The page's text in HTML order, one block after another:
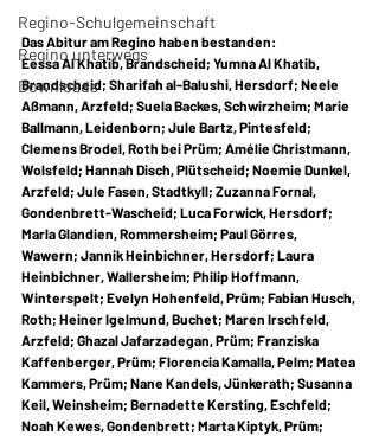
Regino-Schulgemeinschaft
Regino unterwegs
Downloads
Das Abitur am Regino haben bestanden:
Eessa Al Khatib, Brandscheid; Yumna Al Khatib,
Brandscheid; Sharifah al-Balushi, Hersdorf; Neele
Aßmann, Arzfeld; Suela Backes, Schwirzheim; Marie
Ballmann, Leidenborn; Jule Bartz, Pintesfeld;
Clemens Brodel, Roth bei Prüm; Amélie Christmann,
Wolsfeld; Hannah Disch, Plütscheid; Noemie Dunkel,
Arzfeld; Jule Fasen, Stadtkyll; Zuzanna Fornal,
Gondenbrett-Wascheid; Luca Forwick, Hersdorf;
Marla Glandien, Rommersheim; Paul Görres,
Wawern; Jannik Heinbichner, Hersdorf; Laura
Heinbichner, Wallersheim; Philip Hoffmann,
Winterspelt; Evelyn Hohenfeld, Prüm; Fabian Husch,
Roth; Heiner Igelmund, Buchet; Maren Irschfeld,
Arzfeld; Ghazal Jafarzadegan, Prüm; Franziska
Kaffenberger, Prüm; Florencia Kamalla, Pelm; Matea
Kammers, Prüm; Nane Kandels, Jünkerath; Susanna
Keil, Weinsheim; Bernadette Kersting, Eschfeld;
Noah Kewes, Gondenbrett; Marta Kiptyk, Prüm;